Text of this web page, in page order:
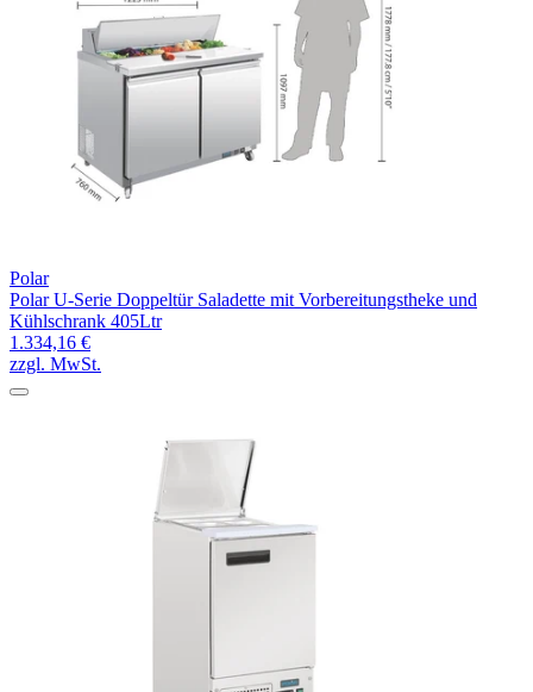
Polar
Polar U-Serie Doppeltür Saladette mit Vorbereitungstheke und
Kühlschrank 405Ltr
1.334,16 €
zzgl. MwSt.